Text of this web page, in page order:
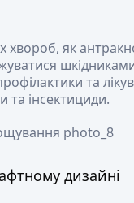
хвороб, як
та
та інсектициди.
дизайні